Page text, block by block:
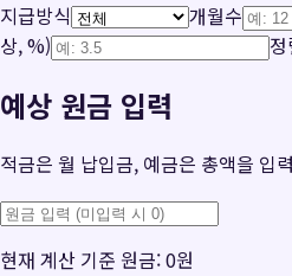
지급방식 개월수
상, %)
정
예상 원금 입력
적금은 월 납입금, 예금은 총액을 입
현재 계산 기준 원금:0원